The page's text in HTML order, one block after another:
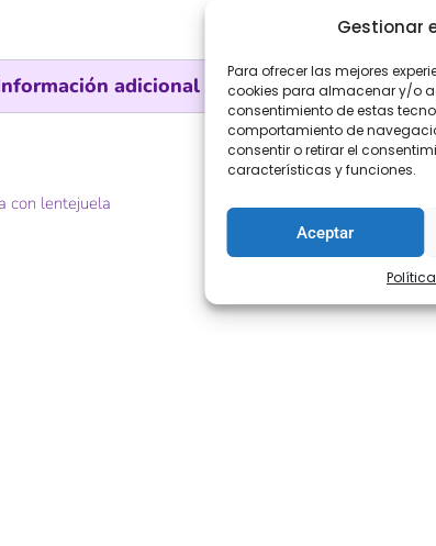
Gestionar
Para ofrecer las mejores
cookies para almacenar y/o
consentimiento de estas
comportamiento de
consentir o retirar el
características y funciones.
Aceptar
adicional Valoraciones (0)
con lentejuela